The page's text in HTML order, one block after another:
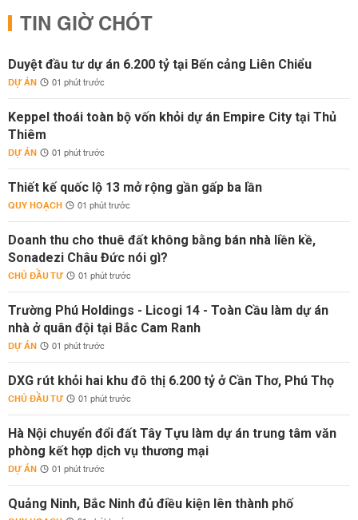
TIN GIỜ CHÓT
Duyệt đầu tư dự án 6.200 tỷ tại Bến cảng Liên Chiểu
DỰ ÁN 01 phút trước
Keppel thoái toàn bộ vốn khỏi dự án Empire City tại Thủ
Thiêm
DỰ ÁN 01 phút trước
Thiết kế quốc lộ 13 mở rộng gần gấp ba lần
QUY HOẠCH 01 phút trước
Doanh thu cho thuê đất không bằng bán nhà liền kề,
Sonadezi Châu Đức nói gì?
CHỦ ĐẦU TƯ 01 phút trước
Trường Phú Holdings - Licogi 14 - Toàn Cầu làm dự án
nhà ở quân đội tại Bắc Cam Ranh
DỰ ÁN 01 phút trước
DXG rút khỏi hai khu đô thị 6.200 tỷ ở Cần Thơ, Phú Thọ
CHỦ ĐẦU TƯ 01 phút trước
Hà Nội chuyển đổi đất Tây Tựu làm dự án trung tâm văn
phòng kết hợp dịch vụ thương mại
DỰ ÁN 01 phút trước
Quảng Ninh, Bắc Ninh đủ điều kiện lên thành phố